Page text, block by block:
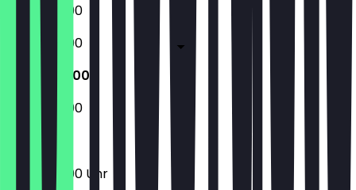
16:00 - 22:00
16:00 - 22:00
16:00 - 22:00
16:00 - 22:00
16:00 - 22:00 Uhr